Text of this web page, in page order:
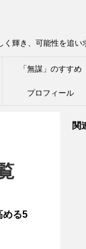
輝き、可能性を追い
「無謀」のすすめ
プロフィール
める5
関